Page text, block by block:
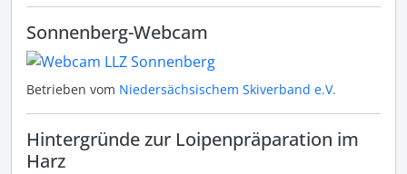
Sonnenberg-Webcam
Betrieben vom Niedersächsischem Skiverband e.V.
Hintergründe zur Loipenpräparation im
Harz